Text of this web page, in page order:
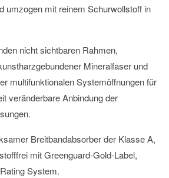
umzogen mit reinem Schurwollstoff in
nicht sichtbaren Rahmen,
Mineralfaser und
multifunktionalen Systemöffnungen für
veränderbare Anbindung der
Breitbandabsorber der Klasse A,
mit Greenguard-Gold-Label,
System.